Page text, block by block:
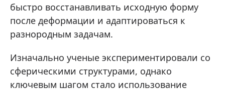
быстро восстанавливать исходную форму
после деформации и адаптироваться к
разнородным задачам.
Изначально ученые экспериментировали со
сферическими структурами, однако
ключевым шагом стало использование